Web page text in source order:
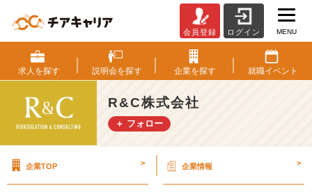
賀
新
年】
笑
ガ
ォ
る
会員登録 ログイン MENU
求人を探す 説明会を探す 企業を探す 就職イベント
R&C株式会社
＋ フォロー
企業TOP > 企業情報 >